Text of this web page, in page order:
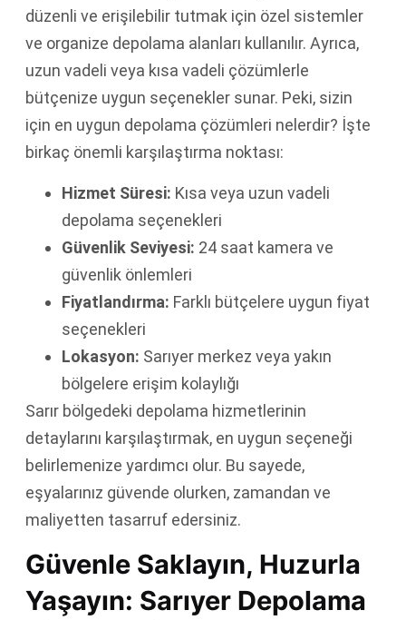
düzenli ve erişilebilir tutmak için özel sistemler
ve organize depolama alanları kullanılır. Ayrıca,
uzun vadeli veya kısa vadeli çözümlerle
bütçenize uygun seçenekler sunar. Peki, sizin
için en uygun depolama çözümleri nelerdir? İşte
birkaç önemli karşılaştırma noktası:
Hizmet Süresi: Kısa veya uzun vadeli
depolama seçenekleri
Güvenlik Seviyesi: 24 saat kamera ve
güvenlik önlemleri
Fiyatlandırma: Farklı bütçelere uygun fiyat
seçenekleri
Lokasyon: Sarıyer merkez veya yakın
bölgelere erişim kolaylığı
Sarır bölgedeki depolama hizmetlerinin
detaylarını karşılaştırmak, en uygun seçeneği
belirlemenize yardımcı olur. Bu sayede,
eşyalarınız güvende olurken, zamandan ve
maliyetten tasarruf edersiniz.
Güvenle Saklayın, Huzurla
Yaşayın: Sarıyer Depolama